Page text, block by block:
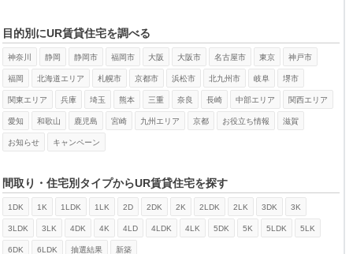
目的別にUR賃貸住宅を調べる
神奈川 静岡 静岡市 福岡市 大阪 大阪市 名古屋市 東京 神戸市
福岡 北海道エリア 札幌市 京都市 浜松市 北九州市 岐阜 堺市
関東エリア 兵庫 埼玉 熊本 三重 奈良 長崎 中部エリア 関西エリア
愛知 和歌山 鹿児島 宮崎 九州エリア 京都 お役立ち情報 滋賀
お知らせ キャンペーン
間取り・住宅別タイプからUR賃貸住宅を探す
1DK 1K 1LDK 1LK 2D 2DK 2K 2LDK 2LK 3DK 3K
3LDK 3LK 4DK 4K 4LD 4LDK 4LK 5DK 5K 5LDK 5LK
6DK 6LDK 抽選結果 新築
検索